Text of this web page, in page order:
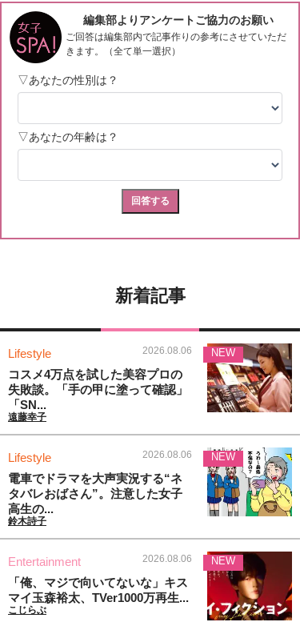
新着記事
Lifestyle 2026.08.06
コスメ4万点を試した美容プロの
失敗談。「手の甲に塗って確認」
「SN...
遠藤幸子
NEW
Lifestyle 2026.08.06
電車でドラマを大声実況する“ネ
タバレおばさん”。注意した女子
高生の...
鈴木詩子
NEW
Entertainment 2026.08.06
「俺、マジで向いてないな」キス
マイ玉森裕太、TVer1000万再生...
こじらぶ
NEW